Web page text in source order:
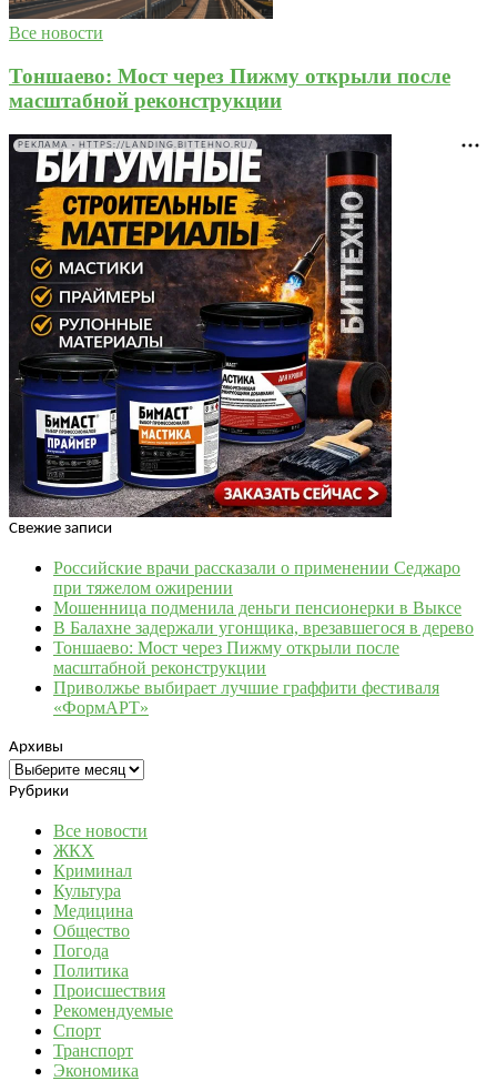
Все новости
Тоншаево: Мост через Пижму открыли после
масштабной реконструкции
РЕКЛАМА • HTTPS://LANDING.BITTEHNO.RU/
Свежие записи
Российские врачи рассказали о применении Седжаро
при тяжелом ожирении
Мошенница подменила деньги пенсионерки в Выксе
В Балахне задержали угонщика, врезавшегося в дерево
Тоншаево: Мост через Пижму открыли после
масштабной реконструкции
Приволжье выбирает лучшие граффити фестиваля
«ФормАРТ»
Архивы
Архивы
Рубрики
Все новости
ЖКХ
Криминал
Культура
Медицина
Общество
Погода
Политика
Происшествия
Рекомендуемые
Спорт
Транспорт
Экономика